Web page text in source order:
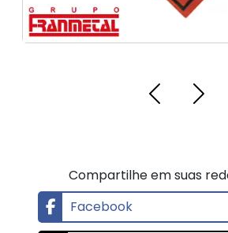
Compartilhe em suas
Facebook